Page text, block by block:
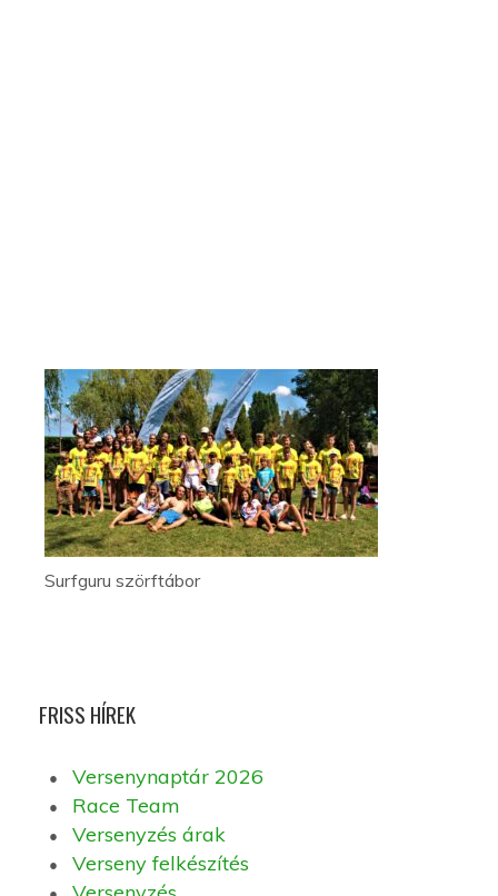
Surfguru szörftábor
FRISS HÍREK
Versenynaptár 2026
Race Team
Versenyzés árak
Verseny felkészítés